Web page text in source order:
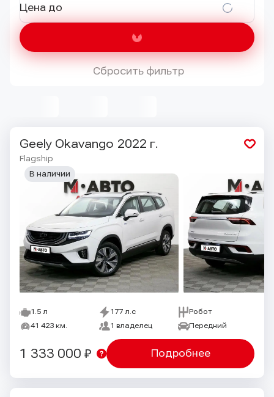
Цена до
Сбросить фильтр
Geely Okavango 2022 г.
Flagship
1.5 л 177 л.с
Робот
41 423 км.
1 владелец Передний
В наличии
Подробнее
1 333 000 ₽